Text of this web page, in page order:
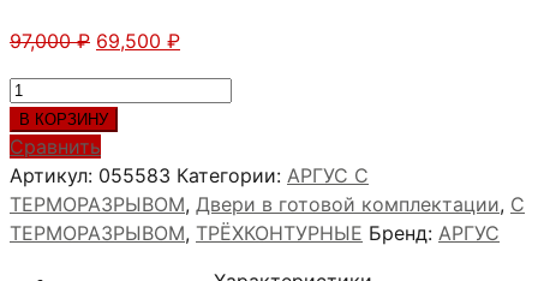
97,000₽ Первоначальная
составляла
97,000 ₽.
69,500 ₽Текущая
69,500 ₽.
Количество
товара
АРГУС
СЕВЕР-1
В КОРЗИНУ
Сравнить
Артикул: 055583 Категории: АРГУС С
ТЕРМОРАЗРЫВОМ, Двери в готовой комплектации, С
ТЕРМОРАЗРЫВОМ, ТРЁХКОНТУРНЫЕ Бренд: АРГУС